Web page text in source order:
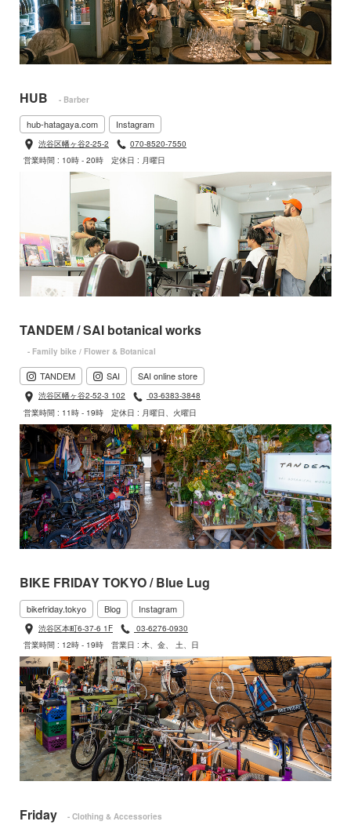
HUB - Barber
hub-hatagaya.com Instagram
渋谷区幡ヶ谷2-25-2
070-8520-7550
営業時間 : 10時 - 20時
定休日 : 月曜日
TANDEM / SAI botanical works
- Family bike / Flower & Botanical
TANDEM SAI SAI online store
渋谷区幡ヶ谷2-52-3 102
03-6383-3848
営業時間 : 11時 - 19時
定休日 : 月曜日、火曜日
BIKE FRIDAY TOKYO / Blue Lug
bikefriday.tokyo Blog Instagram
渋谷区本町6-37-6 1F
03-6276-0930
営業時間 : 12時 - 19時
営業日 : 木、金、 土、日
Friday - Clothing & Accessories